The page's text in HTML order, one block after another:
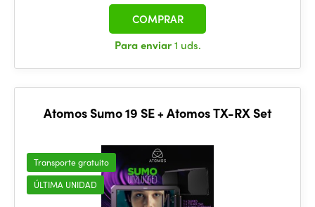
Para enviar1 uds.
COMPRAR
Atomos Sumo 19 SE + Atomos TX-RX Set
Transporte gratuito
ÚLTIMA UNIDAD